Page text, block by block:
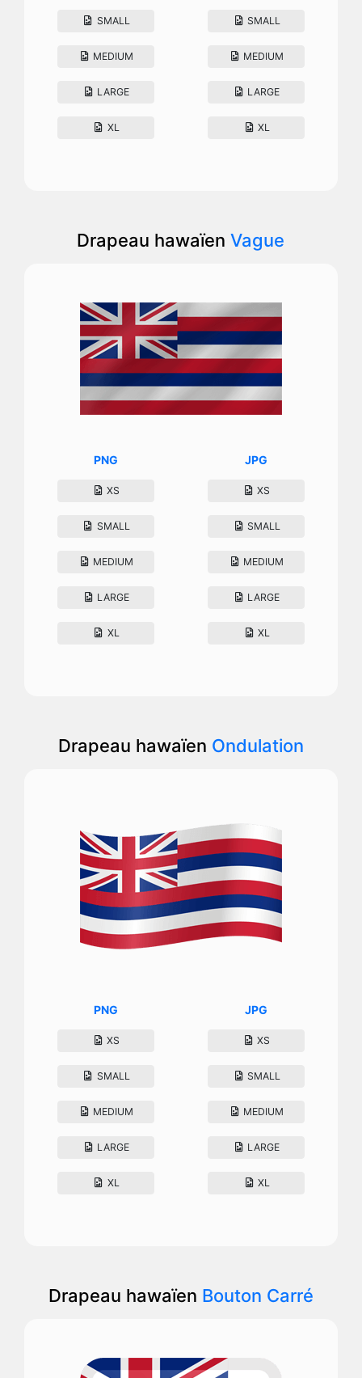
SMALL
MEDIUM
LARGE
XL
SMALL
MEDIUM
LARGE
XL
Drapeau hawaïenVague
PNG
XS
SMALL
MEDIUM
LARGE
XL
JPG
XS
SMALL
MEDIUM
LARGE
XL
Drapeau hawaïen Ondulation
PNG
XS
SMALL
MEDIUM
LARGE
XL
JPG
XS
SMALL
MEDIUM
LARGE
XL
Drapeau hawaïen Bouton Carré